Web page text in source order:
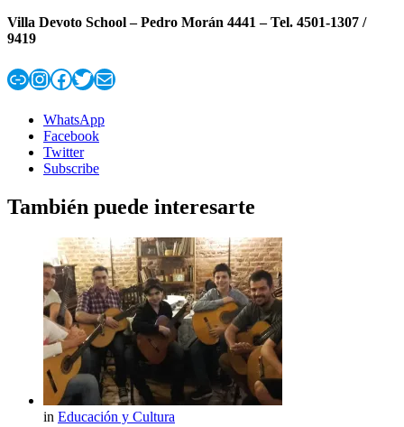
Villa Devoto School – Pedro Morán 4441 – Tel. 4501-1307 /
9419
Enlace
Instagram
Facebook
Twitter
Correo electrónico
WhatsApp
Facebook
Twitter
Subscribe
También puede interesarte
in Educación y Cultura